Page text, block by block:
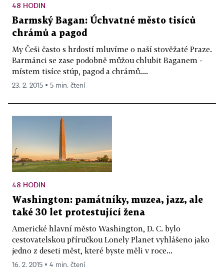
48 HODIN
Barmský Bagan: Úchvatné město tisíců
chrámů a pagod
My Češi často s hrdostí mluvíme o naší stověžaté Praze.
Barmánci se zase podobně můžou chlubit Baganem -
místem tisíce stúp, pagod a chrámů....
23. 2. 2015 ▪ 5 min. čtení
48 HODIN
Washington: památníky, muzea, jazz, ale
také 30 let protestující žena
Americké hlavní město Washington, D. C. bylo
cestovatelskou příručkou Lonely Planet vyhlášeno jako
jedno z deseti měst, které byste měli v roce...
16. 2. 2015 ▪ 4 min. čtení